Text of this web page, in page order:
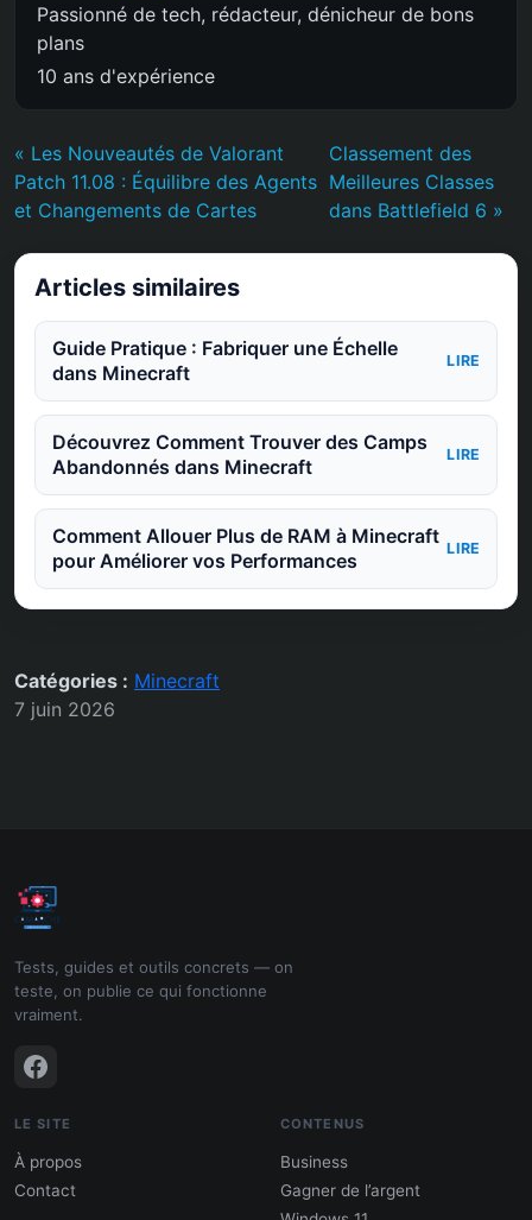
Passionné de tech, rédacteur, dénicheur de bons
plans
10 ans d'expérience
« Les Nouveautés de Valorant
Patch 11.08 : Équilibre des Agents
et Changements de Cartes
Classement des
Meilleures Classes
dans Battlefield 6 »
Articles similaires
Guide Pratique : Fabriquer une Échelle
dans Minecraft
LIRE
Découvrez Comment Trouver des Camps
Abandonnés dans Minecraft
LIRE
Comment Allouer Plus de RAM à Minecraft
pour Améliorer vos Performances
LIRE
Catégories : Minecraft
7 juin 2026
Tests, guides et outils concrets — on
teste, on publie ce qui fonctionne
vraiment.
LE SITE
À propos
Contact
CONTENUS
Business
Gagner de l’argent